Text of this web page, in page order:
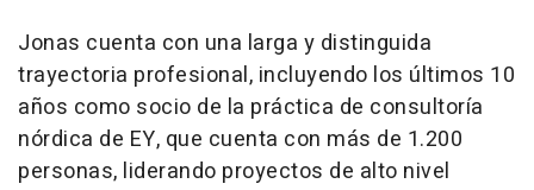
Jonas cuenta con una larga y distinguida
trayectoria profesional, incluyendo los últimos 10
años como socio de la práctica de consultoría
nórdica de EY, que cuenta con más de 1.200
personas, liderando proyectos de alto nivel